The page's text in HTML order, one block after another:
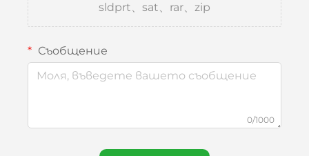
sldprt、sat、rar、zip
Съобщение
0/1000